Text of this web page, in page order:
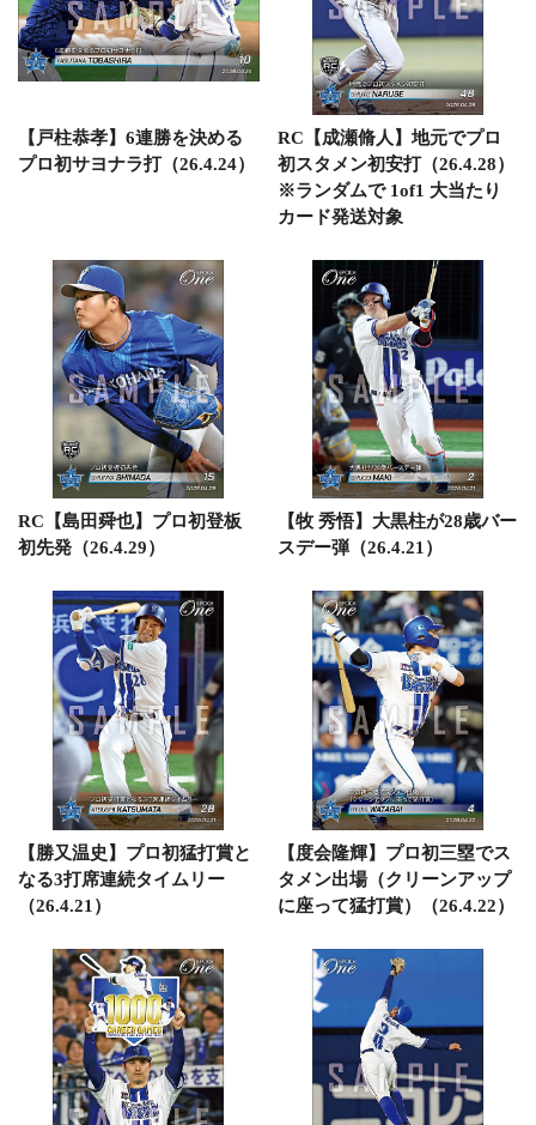
【戸柱恭孝】6連勝を決める
プロ初サヨナラ打（26.4.24）
RC【成瀬脩人】地元でプロ
初スタメン初安打（26.4.28）
※ランダムで 1of1 大当たり
カード発送対象
RC【島田舜也】プロ初登板
初先発（26.4.29）
【牧 秀悟】大黒柱が28歳バー
スデー弾（26.4.21）
【勝又温史】プロ初猛打賞と
なる3打席連続タイムリー
（26.4.21）
【度会隆輝】プロ初三塁でス
タメン出場（クリーンアップ
に座って猛打賞）（26.4.22）